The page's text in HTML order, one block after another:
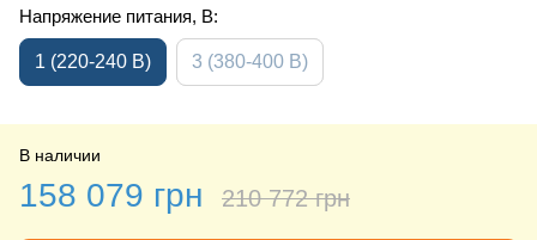
Напряжение питания, В:
1 (220-240 В) 3 (380-400 В)
В наличии
158 079 грн 210 772 грн